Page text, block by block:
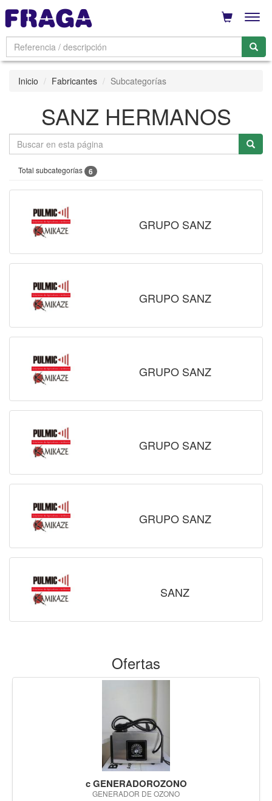
Inicio Fabricantes Subcategorías
SANZ HERMANOS
Total subcategorías 6
GRUPO SANZ
GRUPO SANZ
GRUPO SANZ
GRUPO SANZ
GRUPO SANZ
SANZ
Ofertas
c GENERADOROZONO
GENERADOR DE OZONO